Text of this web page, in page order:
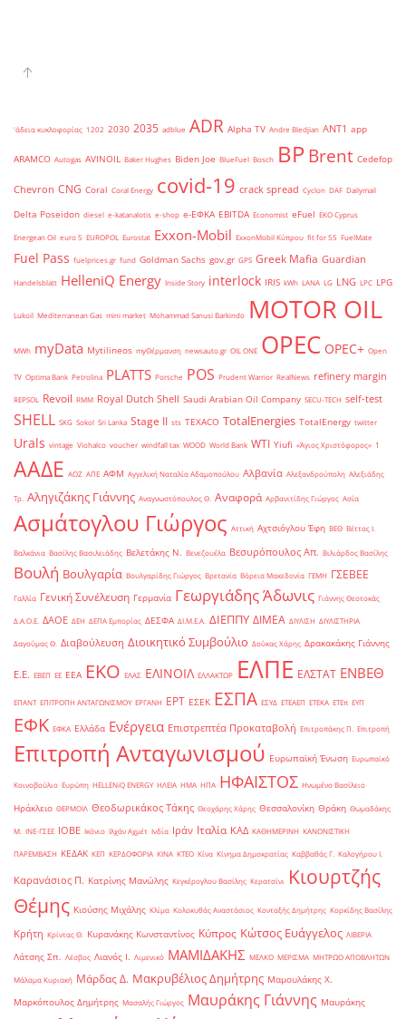
'άδεια κυκλοφορίας 1202 2030 2035 adblue ADR Alpha TV Andre Bledjian ANT1 app
ARAMCO Autogas AVINOIL Baker Hughes Biden Joe BlueFuel Bosch BPBrent Cedefop
Chevron CNG Coral Coral Energy covid-19 crack spread Cyclon DAF Dailymail
Delta Poseidon diesel e-katanalotis e-shop e-ΕΦΚΑ EBITDA Economist eFuel EKO Cyprus
Energean Oil euro 5 EUROPOL Eurostat Exxon-Mobil ExxonMobil Κύπρου fit for 55 FuelMate
Fuel Pass fuelprices.gr fund Goldman Sachs gov.gr GPS Greek Mafia Guardian
Handelsblatt HelleniQ Energy Inside Story interlock IRIS kWh LANA LG LNG LPC LPG
Lukoil Mediterranean Gas mini market Mohammad Sanusi Barkindo MOTOR OIL
MWh myData Mytilineos myΘέρμανση newsauto.gr OIL ONE OPEC OPEC+ Open
TV Optima Bank Petrolina PLATTS Porsche POS Prudent Warrior RealNews refinery margin
REPSOL Revoil RMM Royal Dutch Shell Saudi Arabian Oil Company SECU-TECH self-test
SHELL SKG Sokol Sri Lanka Stage II sts TEXACO TotalEnergies TotalEnergy twitter
Urals vintage Viohalco voucher windfall tax WOOD World Bank WTI Yiufi «Άγιος Χριστόφορος» ΄1
ΑΑΔΕ ΑΟΖ ΑΠΕ ΑΦΜ Αγγελική Ναταλία Αδαμοπούλου Αλβανία Αλεξανδρούπολη Αλεξιάδης
Τρ. Αληγιζάκης Γιάννης Αναγνωστόπουλος Θ. Αναφορά Αρβανιτίδης Γιώργος Ασία
Ασμάτογλου Γιώργος Αττική Αχτσιόγλου Έφη ΒΕΘ Βέττας Ι.
Βαλκάνια Βασίλης Βασιλειάδης Βελετάκης Ν. Βενεζουέλα Βεσυρόπουλος Απ. Βιλιάρδος Βασίλης
Βουλή Βουλγαρία Βουλγαρίδης Γιώργος Βρετανία Βόρεια Μακεδονία ΓΕΜΗ ΓΣΕΒΕΕ
Γαλλία Γενική Συνέλευση Γερμανία Γεωργιάδης Άδωνις Γιάννης Θεοτοκάς
Δ.Α.Ο.Ε. ΔΑΟΕ ΔΕΗ ΔΕΠΑ Εμπορίας ΔΕΣΦΑ ΔΙ.Μ.Ε.Α. ΔΙΕΠΠΥ ΔΙΜΕΑ ΔΙΥΛΙΣΗ ΔΙΥΛΙΣΤΗΡΙΑ
Δαγούμας Θ. Διαβούλευση Διοικητικό Συμβούλιο Δούκας Χάρης Δρακακάκης Γιάννης
Ε.Ε. ΕΒΕΠ ΕΕ ΕΕΑ ΕΚΟ ΕΛΑΣ ΕΛΙΝΟΙΛ ΕΛΛΑΚΤΩΡ ΕΛΠΕ ΕΛΣΤΑΤ ΕΝΒΕΘ
ΕΠΑΝΤ ΕΠΙΤΡΟΠΗ ΑΝΤΑΓΩΝΙΣΜΟΥ ΕΡΓΑΝΗ ΕΡΤ ΕΣΕΚ ΕΣΠΑ ΕΣΥΔ ΕΤΕΑΕΠ ΕΤΕΚΑ ΕΤΕπ ΕΥΠ
ΕΦΚ ΕΦΚΑ Ελλάδα Ενέργεια Επιστρεπτέα Προκαταβολή Επιτροπάκης Π. Επιτροπή
Επιτροπή Ανταγωνισμού Ευρωπαϊκή Ένωση Ευρωπαϊκό
Κοινοβούλιο Ευρώπη ΗELLENiQ ENERGY ΗΛΕΙΑ ΗΜΑ ΗΠΑ ΗΦΑΙΣΤΟΣ Ηνωμένο Βασίλειο
Ηράκλειο ΘΕΡΜΟΙΛ Θεοδωρικάκος Τάκης Θεοχάρης Χάρης Θεσσαλονίκη Θράκη Θωμαδάκης
Μ. ΙΝΕ-ΓΣΕΕ ΙΟΒΕ Ικόνιο Ιλχάν Αχμέτ Ινδία Ιράν Ιταλία ΚΑΔ ΚΑΘΗΜΕΡΙΝΗ ΚΑΝΟΝΙΣΤΙΚΗ
ΠΑΡΕΜΒΑΣΗ ΚΕΔΑΚ ΚΕΠ ΚΕΡΔΟΦΟΡΙΑ ΚΙΝΑ ΚΤΕΟ Κίνα Κίνημα Δημοκρατίας Καββαθάς Γ. Καλογήρου Ι.
Καρανάσιος Π. Κατρίνης Μανώλης Κεγκέρογλου Βασίλης Κερατσίνι
Κιουρτζής
Θέμης Κιούσης Μιχάλης Κλίμα Κολοκυθάς Αναστάσιος Κονταξής Δημήτρης Κορκίδης Βασίλης
Κρήτη Κρίντας Θ. Κυρανάκης Κωνσταντίνος Κύπρος Κώτσος Ευάγγελος ΛΙΒΕΡΙΑ
Λάτσης Σπ. Λέσβος Λιανός Ι. Λιμενικό ΜΑΜΙΔΑΚΗΣ ΜΕΛΚΟ ΜΕΡΙΣΜΑ ΜΗΤΡΩΟ ΑΠΟΒΛΗΤΩΝ
Μάλαμα Κυριακή Μάρδας Δ. Μακρυβέλιος Δημήτρης Μαμουλάκης Χ.
Μαρκόπουλος Δημήτρης Μασαλής Γιώργος Μαυράκης Γιάννης Μαυράκης